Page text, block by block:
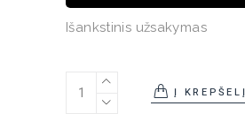
Išankstinis užsakymas
Atomium toršeras quantity
Į KREPŠELĮ